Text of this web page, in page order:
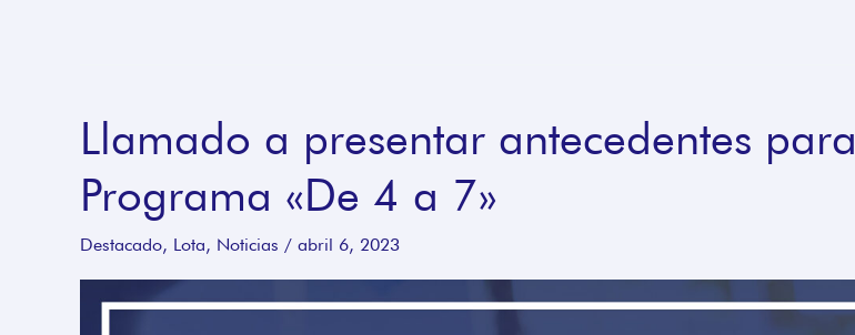
Llamado a presentar antecedentes para
Programa «De 4 a 7»
Destacado, Lota, Noticias / abril 6, 2023
Llamado
a
presentar
antecedentes
para
Programa